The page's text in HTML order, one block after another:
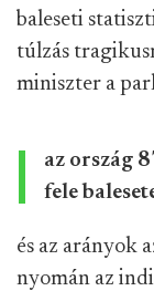
baleseti
túlzás
miniszter a
az ország
fele
és az arányok
nyomán az